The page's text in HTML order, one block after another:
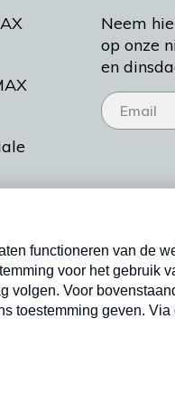
Bakt
Neem
op onze
en
Nieuwsbrief
Neem hier een